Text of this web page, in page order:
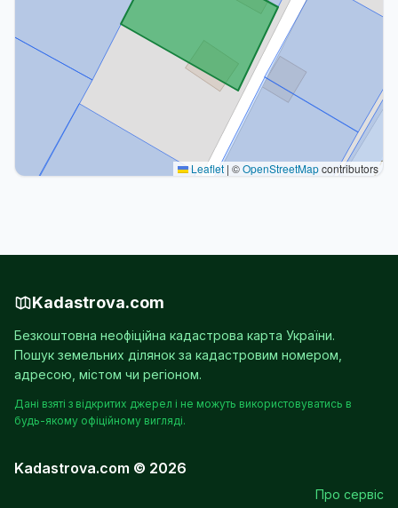
Leaflet | ©OpenStreetMapcontributors
Kadastrova.com
Безкоштовна неофіційна кадастрова карта України.
Пошук земельних ділянок за кадастровим номером,
адресою, містом чи регіоном.
Дані взяті з відкритих джерел і не можуть використовуватись в
будь-якому офіційному вигляді.
Kadastrova.com © 2026
Про сервіс